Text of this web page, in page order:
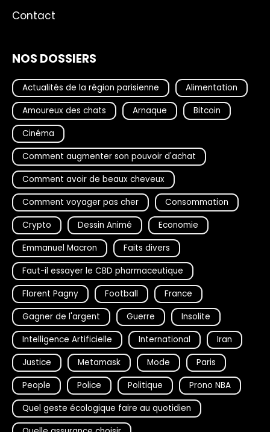
Contact
NOS DOSSIERS
Actualités de la région parisienne
Alimentation
Amoureux des chats
Arnaque
Bitcoin
Cinéma
Comment augmenter son pouvoir d'achat
Comment avoir de beaux cheveux
Comment voyager pas cher
Consommation
Crypto
Dessin Animé
Economie
Emmanuel Macron
Faits divers
Faut-il essayer le CBD pharmaceutique
Florent Pagny
Football
France
Gagner de l'argent
Guerre
Insolite
Intelligence Artificielle
International
Iran
Justice
Metamask Mode
Paris
People
Police Politique
Prono NBA
Quel geste écologique faire au quotidien